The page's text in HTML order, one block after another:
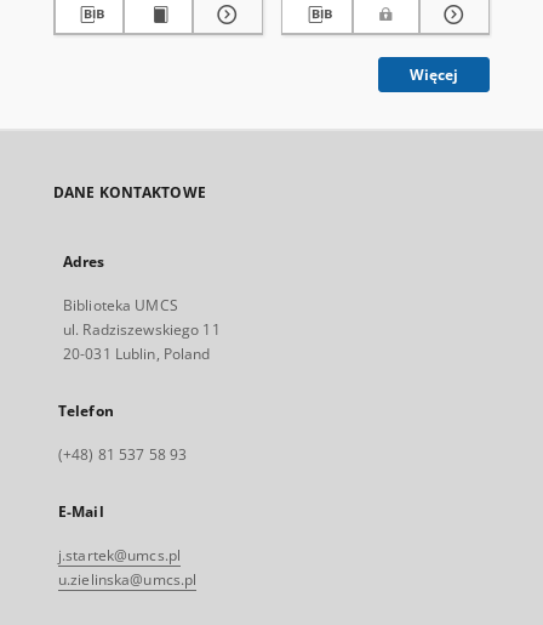
Więcej
DANE KONTAKTOWE
Adres
Biblioteka UMCS
ul. Radziszewskiego 11
20-031 Lublin, Poland
Telefon
(+48) 81 537 58 93
E-Mail
j.startek@umcs.pl
u.zielinska@umcs.pl